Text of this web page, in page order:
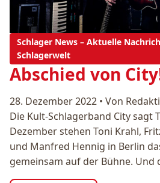
Schlager News – Aktuelle
Schlagerwelt
Abschied von
28. Dezember 2022 • Von
Die Kult-Schlagerband City sagt
Dezember stehen Toni Krahl,
und Manfred Hennig in Berlin
gemeinsam auf der Bühne. Und